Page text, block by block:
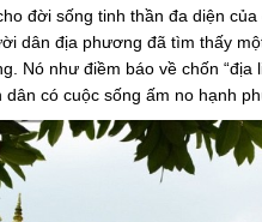
đời sống tinh thần đa diện
dân địa phương đã tìm thấy
Nó như điềm báo về chốn
dân có cuộc sống ấm no hạnh